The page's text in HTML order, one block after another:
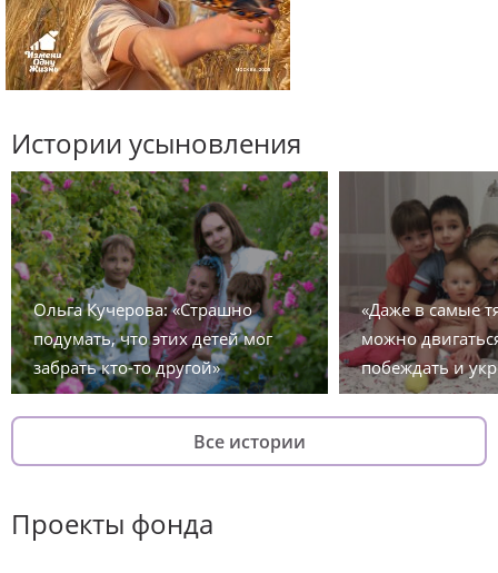
Истории усыновления
Ольга Кучерова: «Страшно
подумать, что этих детей мог
забрать кто-то другой»
«Даже в самые
можно
побеждать и
Все истории
Проекты фонда